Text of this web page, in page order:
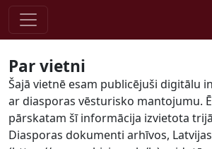
Pāriet uz saturu
Par vietni
Šajā vietnē esam publicējuši digitālu
ar diasporas vēsturisko mantojumu.
pārskatam šī informācija izvietota
Diasporas dokumenti arhīvos,